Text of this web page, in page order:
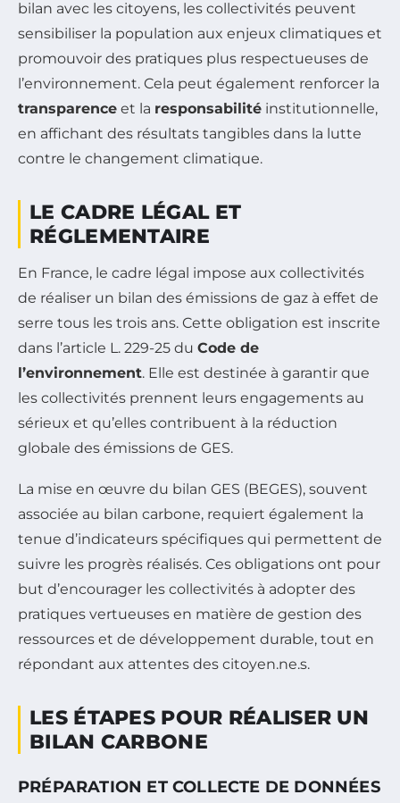
bilan avec les citoyens, les collectivités peuvent
sensibiliser la population aux enjeux climatiques et
promouvoir des pratiques plus respectueuses de
l’environnement. Cela peut également renforcer la
transparence et la responsabilité institutionnelle,
en affichant des résultats tangibles dans la lutte
contre le changement climatique.
LE CADRE LÉGAL ET
RÉGLEMENTAIRE
En France, le cadre légal impose aux collectivités
de réaliser un bilan des émissions de gaz à effet de
serre tous les trois ans. Cette obligation est inscrite
dans l’article L. 229-25 du Code de
l’environnement. Elle est destinée à garantir que
les collectivités prennent leurs engagements au
sérieux et qu’elles contribuent à la réduction
globale des émissions de GES.
La mise en œuvre du bilan GES (BEGES), souvent
associée au bilan carbone, requiert également la
tenue d’indicateurs spécifiques qui permettent de
suivre les progrès réalisés. Ces obligations ont pour
but d’encourager les collectivités à adopter des
pratiques vertueuses en matière de gestion des
ressources et de développement durable, tout en
répondant aux attentes des citoyen.ne.s.
LES ÉTAPES POUR RÉALISER UN
BILAN CARBONE
PRÉPARATION ET COLLECTE DE DONNÉES